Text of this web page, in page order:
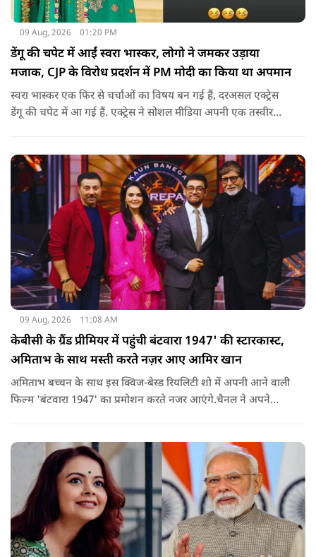
09 Aug, 2026 01:20 PM
डेंगू की चपेट में आईं स्वरा भास्कर, लोगो ने जमकर उड़ाया
मजाक, CJP के विरोध प्रदर्शन में PM मोदी का किया था अपमान
स्वरा भास्कर एक फिर से चर्चाओं का विषय बन गई हैं, दरअसल एक्ट्रेस
डेंगू की चपेट में आ गई हैं. एक्ट्रेस ने सोशल मीडिया अपनी एक तस्वीर
09 Aug, 2026 11:08 AM
केबीसी के ग्रैंड प्रीमियर में पहुंची बंटवारा 1947' की स्टारकास्ट,
अमिताभ के साथ मस्ती करते नज़र आए आमिर खान
अमिताभ बच्चन के साथ इस क्विज-बेस्ड रियलिटी शो में अपनी आने वाली
फिल्म 'बंटवारा 1947' का प्रमोशन करते नजर आएंगे.चैनल ने अपने
दिख रहे हैं.